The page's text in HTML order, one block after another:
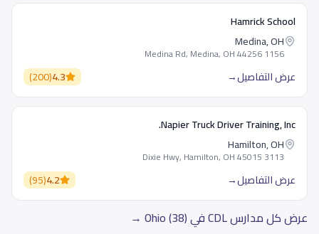
Hamrick School
Medina, OH
1156 Medina Rd, Medina, OH 44256
عرض التفاصيل→
4.3
(
200
)
Napier Truck Driver Training, Inc.
Hamilton, OH
3113 Dixie Hwy, Hamilton, OH 45015
عرض التفاصيل→
4.2
(
95
)
عرض كل مدارس CDL في Ohio (38) →